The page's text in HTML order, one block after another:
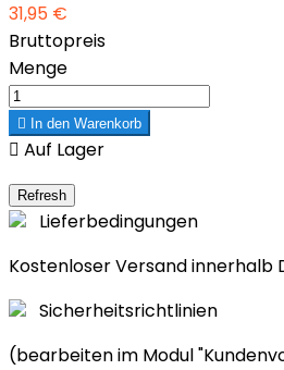
31,95 €
Bruttopreis
Menge
 In den Warenkorb
 Auf Lager
Lieferbedingungen
Kostenloser Versand
Sicherheitsrichtlinien
(bearbeiten im Modul